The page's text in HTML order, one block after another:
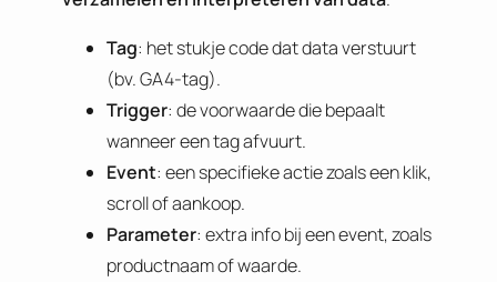
Tag: het stukje code dat data verstuurt
(bv. GA4-tag).
Trigger: de voorwaarde die bepaalt
wanneer een tag afvuurt.
Event: een specifieke actie zoals een klik,
scroll of aankoop.
Parameter: extra info bij een event, zoals
productnaam of waarde.